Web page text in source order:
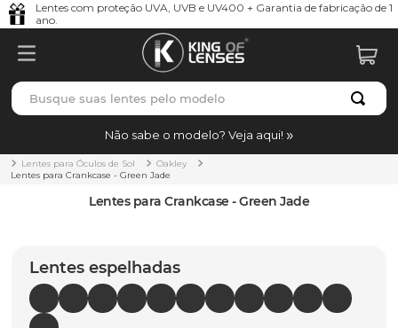
Lentes com proteção UVA, UVB e UV400 + Garantia de fabricação de 1
ano.
Busque suas lentes pelo modelo
Não sabe o modelo? Veja aqui!
Lentes para Óculos de Sol
Oakley
Lentes para Crankcase - Green Jade
Lentes para Crankcase - Green Jade
Lentes espelhadas
TERMOS MAIS BUSCADOS
1º borrachas
holbrook
5º chaves
6º t-shock